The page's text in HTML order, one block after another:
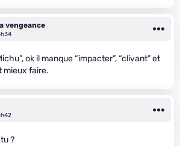
vengeance
ok il manque “impacter”, “clivant” et
mieux faire.
?